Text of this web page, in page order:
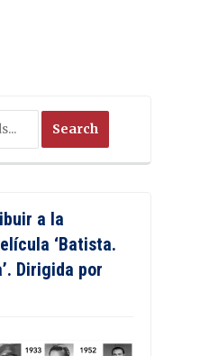
a la
‘Batista.
Dirigida por